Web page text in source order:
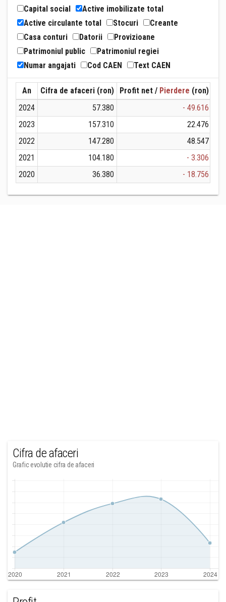
Capital social
Active imobilizate total
Active circulante total
Stocuri
Creante
Casa conturi
Datorii
Provizioane
Patrimoniul public
Patrimoniul regiei
Numar angajati
Cod CAEN Text CAEN
An Cifra de afaceri (ron) Profit net / Pierdere (ron)
2024
57.380
- 49.616
2023
157.310
22.476
2022
147.280
48.547
2021
104.180
- 3.306
2020
36.380 - 18.756
Cifra de afaceri
Grafic evolutie cifra de afaceri